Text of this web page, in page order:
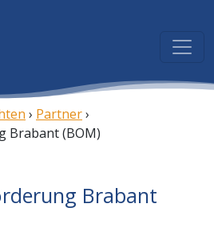
› Partner›
Brabant (BOM)
Brabant